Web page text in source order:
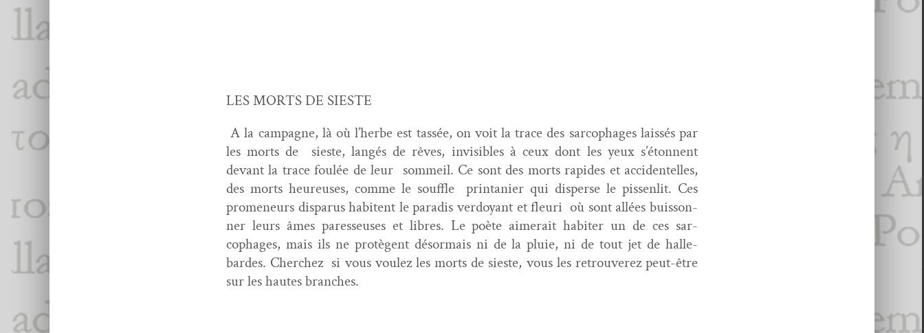
LES MORTS DE SIESTE
A la cam­pagne, là où l’herbe est tassée, on voit la trace des sar­cophages lais­sés par
les morts de sieste, langés de rêves, invis­i­bles à ceux dont les yeux s’étonnent
devant la trace foulée de leur som­meil. Ce sont des morts rapi­des et acci­den­telles,
des morts heureuses, comme le souf­fle print­anier qui dis­perse le pis­senlit. Ces
promeneurs dis­parus habitent le par­adis ver­doy­ant et fleuri où sont allées buis­son­
ner leurs âmes paresseuses et libres. Le poète aimerait habiter un de ces sar­
cophages, mais ils ne pro­tè­gent désor­mais ni de la pluie, ni de tout jet de halle­
bardes. Cherchez si vous voulez les morts de sieste, vous les retrou­verez peut-être
sur les hautes branches.